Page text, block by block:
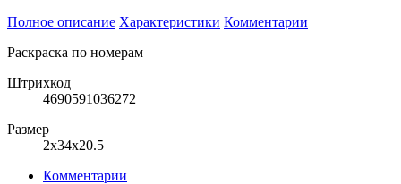
Полное описание Характеристики Комментарии
Раскраска по номерам
Штрихкод
4690591036272
Размер
2x34x20.5
Комментарии